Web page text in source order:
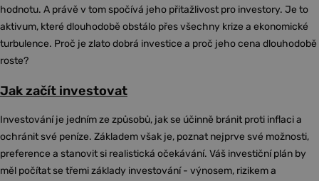
hodnotu. A právě v tom spočívá jeho přitažlivost pro investory. Je to
aktivum, které dlouhodobě obstálo přes všechny krize a ekonomické
turbulence. Proč je zlato dobrá investice a proč jeho cena dlouhodobě
roste?
Jak začít investovat
Investování je jedním ze způsobů, jak se účinně bránit proti inflaci a
ochránit své peníze. Základem však je, poznat nejprve své možnosti,
preference a stanovit si realistická očekávání. Váš investiční plán by
měl počítat se třemi základy investování - výnosem, rizikem a